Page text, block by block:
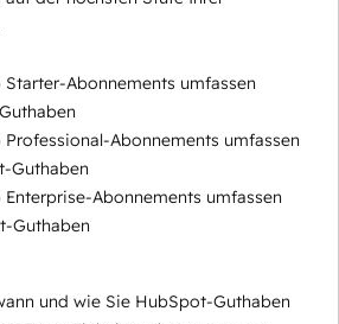
Abonnements umfassen
Abonnements umfassen
Guthaben
Abonnements umfassen
Guthaben
und wie Sie HubSpot-Guthaben